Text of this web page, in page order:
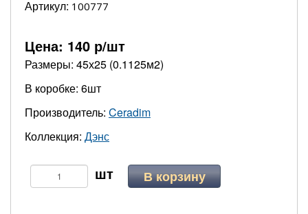
Артикул: 100777
Цена: 140 р/шт
Размеры: 45х25 (0.1125м2)
В коробке: 6шт
Производитель: Ceradim
Коллекция: Дэнс
В корзину